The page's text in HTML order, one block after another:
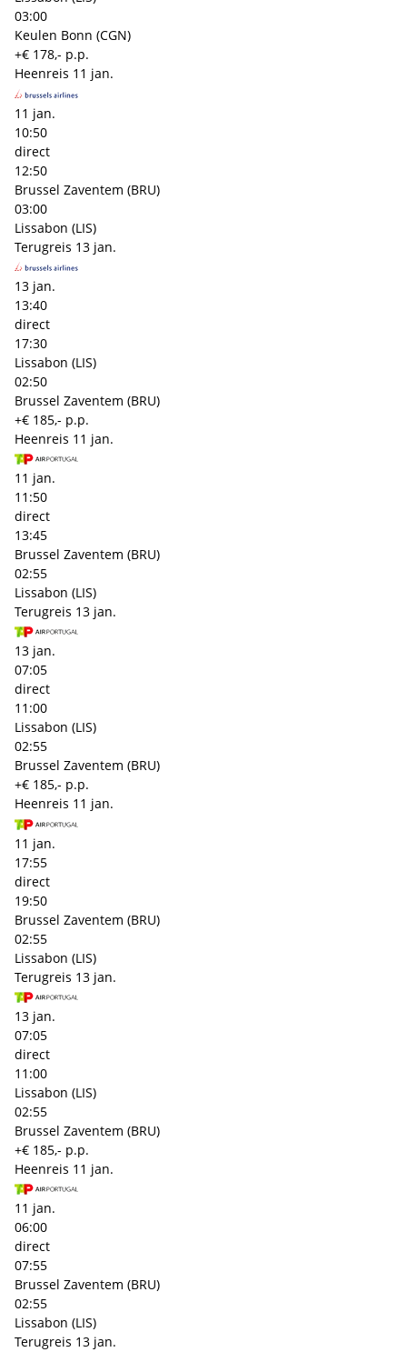
03:00
Keulen Bonn (CGN)
+€ 178,- p.p.
Heenreis 11 jan.
11 jan.
10:50
direct
12:50
Brussel Zaventem (BRU)
03:00
Lissabon (LIS)
Terugreis 13 jan.
13 jan.
13:40
direct
17:30
Lissabon (LIS)
02:50
Brussel Zaventem (BRU)
+€ 185,- p.p.
Heenreis 11 jan.
11 jan.
11:50
direct
13:45
Brussel Zaventem (BRU)
02:55
Lissabon (LIS)
Terugreis 13 jan.
13 jan.
07:05
direct
11:00
Lissabon (LIS)
02:55
Brussel Zaventem (BRU)
+€ 185,- p.p.
Heenreis 11 jan.
11 jan.
17:55
direct
19:50
Brussel Zaventem (BRU)
02:55
Lissabon (LIS)
Terugreis 13 jan.
13 jan.
07:05
direct
11:00
Lissabon (LIS)
02:55
Brussel Zaventem (BRU)
+€ 185,- p.p.
Heenreis 11 jan.
11 jan.
06:00
direct
07:55
Brussel Zaventem (BRU)
02:55
Lissabon (LIS)
Terugreis 13 jan.